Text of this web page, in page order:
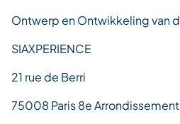
Ontwerp en Ontwikkeling van
SIAXPERIENCE
21 rue de Berri
75008 Paris 8e Arrondissement